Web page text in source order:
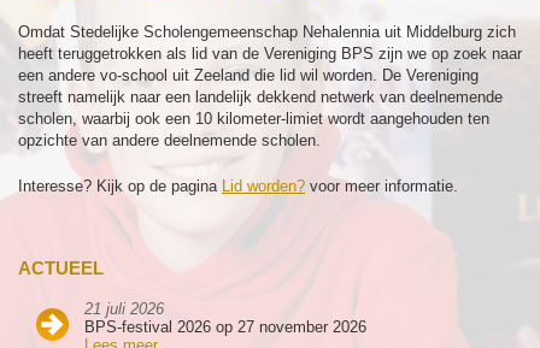
ACTUEEL
21 juli 2026
BPS-festival 2026 op 27 november 2026
Omdat Stedelijke Scholengemeenschap Nehalennia uit Middelburg zich
heeft teruggetrokken als lid van de Vereniging BPS zijn we op zoek naar
een andere vo-school uit Zeeland die lid wil worden. De Vereniging
streeft namelijk naar een landelijk dekkend netwerk van deelnemende
scholen, waarbij ook een 10 kilometer-limiet wordt aangehouden ten
opzichte van andere deelnemende scholen.
Interesse? Kijk op de pagina Lid worden? voor meer informatie.